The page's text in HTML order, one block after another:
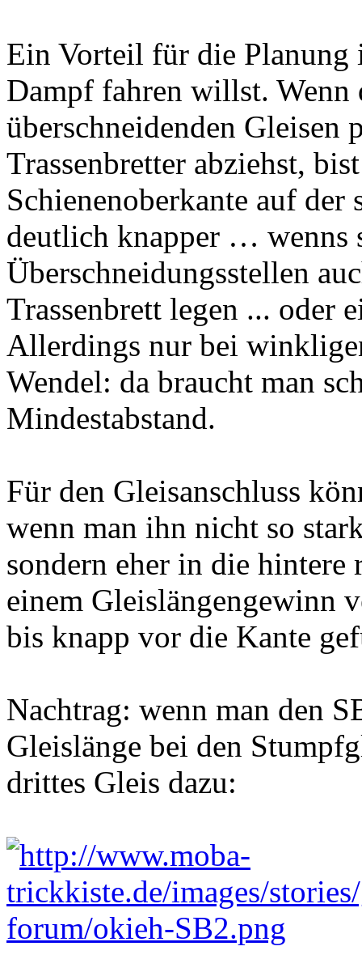
Ein Vorteil für die Planung
Dampf fahren willst.
überschneidenden Gleisen
Trassenbretter abziehst,
Schienenoberkante auf
deutlich knapper … wenns
Überschneidungsstellen
Trassenbrett legen ... oder
Allerdings nur bei
Wendel: da braucht man
Mindestabstand.
Für den Gleisanschluss
wenn man ihn nicht so
sondern eher in die
einem Gleislängengewinn
bis knapp vor die Kante
Nachtrag: wenn man den
Gleislänge bei den
drittes Gleis dazu: